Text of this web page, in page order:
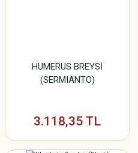
HUMERUS BREYSİ
(SERMIANTO)
3.118,35 TL